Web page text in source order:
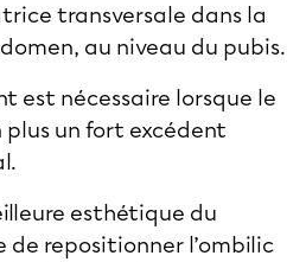
transversale dans la
au niveau du pubis.
est nécessaire lorsque le
un fort excédent
esthétique du
de repositionner l’ombilic